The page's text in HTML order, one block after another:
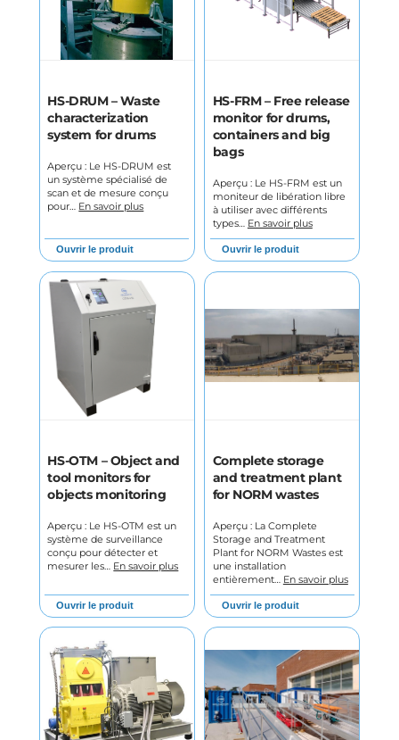
HS-DRUM – Waste
characterization
system for drums
Aperçu : Le HS-DRUM est
un système spécialisé de
scan et de mesure conçu
pour… En savoir plus
Ouvrir le produit
HS-FRM – Free release
monitor for drums,
containers and big
bags
Aperçu : Le HS-FRM est un
moniteur de libération libre
à utiliser avec différents
types… En savoir plus
Ouvrir le produit
HS-OTM – Object and
tool monitors for
objects monitoring
Aperçu : Le HS-OTM est un
système de surveillance
conçu pour détecter et
mesurer les… En savoir plus
Ouvrir le produit
Complete storage
and treatment plant
for NORM wastes
Aperçu : La Complete
Storage and Treatment
Plant for NORM Wastes est
une installation
entièrement… En savoir plus
Ouvrir le produit